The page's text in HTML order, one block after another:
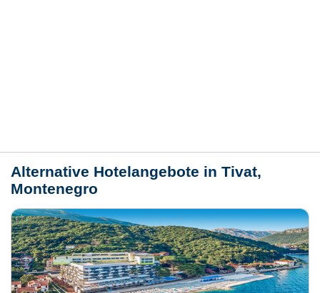
Alternative Hotelangebote in Tivat,
Montenegro